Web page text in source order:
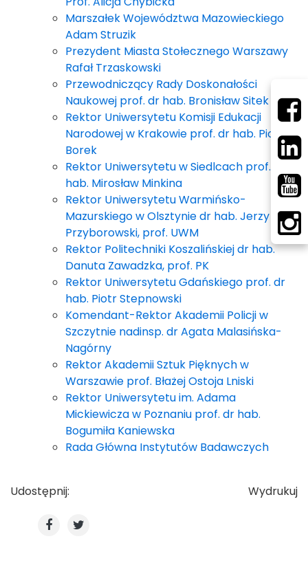
Marszałek Województwa Mazowieckiego
Adam Struzik
Prezydent Miasta Stołecznego Warszawy
Rafał Trzaskowski
Przewodniczący Rady Doskonałości
Naukowej prof. dr hab. Bronisław Sitek
Rektor Uniwersytetu Komisji Edukacji
Narodowej w Krakowie prof. dr hab. Piotr
Borek
Rektor Uniwersytetu w Siedlcach prof. dr
hab. Mirosław Minkina
Rektor Uniwersytetu Warmińsko-
Mazurskiego w Olsztynie dr hab. Jerzy A.
Przyborowski, prof. UWM
Rektor Politechniki Koszalińskiej dr hab.
Danuta Zawadzka, prof. PK
Rektor Uniwersytetu Gdańskiego prof. dr
hab. Piotr Stepnowski
Komendant-Rektor Akademii Policji w
Szczytnie nadinsp. dr Agata Malasińska-
Nagórny
Rektor Akademii Sztuk Pięknych w
Warszawie prof. Błażej Ostoja Lniski
Rektor Uniwersytetu im. Adama
Mickiewicza w Poznaniu prof. dr hab.
Bogumiła Kaniewska
Rada Główna Instytutów Badawczych
Udostępnij: Wydrukuj